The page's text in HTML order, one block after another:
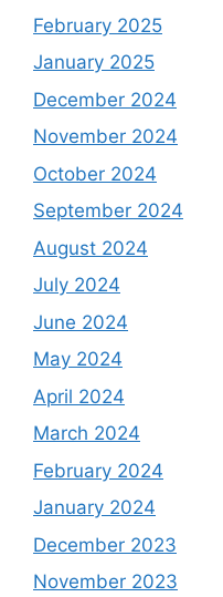
February 2025
January 2025
December 2024
November 2024
October 2024
September 2024
August 2024
July 2024
June 2024
May 2024
April 2024
March 2024
February 2024
January 2024
December 2023
November 2023